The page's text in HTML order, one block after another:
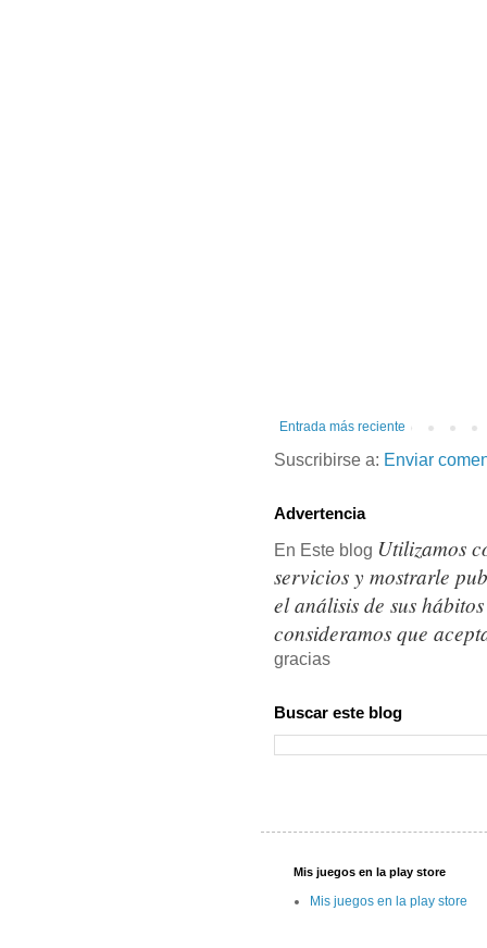
Entrada más reciente
Suscribirse a: Enviar
Advertencia
En Este blog Utilizamos
servicios y mostrarle
el análisis de sus
consideramos que
gracias
Buscar este blog
Mis juegos en la play store
Mis juegos en la play store